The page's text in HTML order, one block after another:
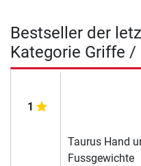
Bestseller der
Kategorie Griffe /
1
Taurus Hand
Fussgewichte